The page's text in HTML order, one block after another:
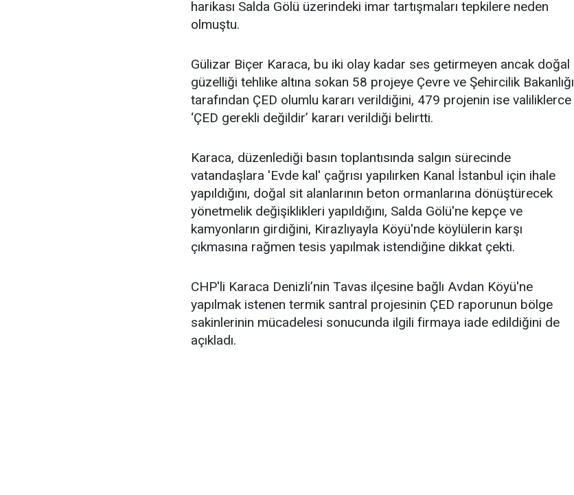
harikası Salda Gölü üzerindeki imar tartışmaları tepkilere neden
olmuştu.
Gülizar Biçer Karaca, bu iki olay kadar ses getirmeyen ancak doğal
güzelliği tehlike altına sokan 58 projeye Çevre ve Şehircilik Bakanlığı
tarafından ÇED olumlu kararı verildiğini, 479 projenin ise valiliklerce
‘ÇED gerekli değildir’ kararı verildiği belirtti.
Karaca, düzenlediği basın toplantısında salgın sürecinde
vatandaşlara 'Evde kal' çağrısı yapılırken Kanal İstanbul için ihale
yapıldığını, doğal sit alanlarının beton ormanlarına dönüştürecek
yönetmelik değişiklikleri yapıldığını, Salda Gölü'ne kepçe ve
kamyonların girdiğini, Kirazlıyayla Köyü'nde köylülerin karşı
çıkmasına rağmen tesis yapılmak istendiğine dikkat çekti.
CHP'li Karaca Denizli’nin Tavas ilçesine bağlı Avdan Köyü'ne
yapılmak istenen termik santral projesinin ÇED raporunun bölge
sakinlerinin mücadelesi sonucunda ilgili firmaya iade edildiğini de
açıkladı.